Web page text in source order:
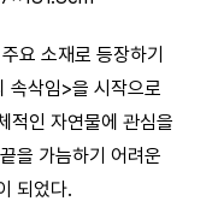
요 소재로 등장하기
속삭임>을 시작으로
적인 자연물에 관심을
을 가늠하기 어려운
되었다.